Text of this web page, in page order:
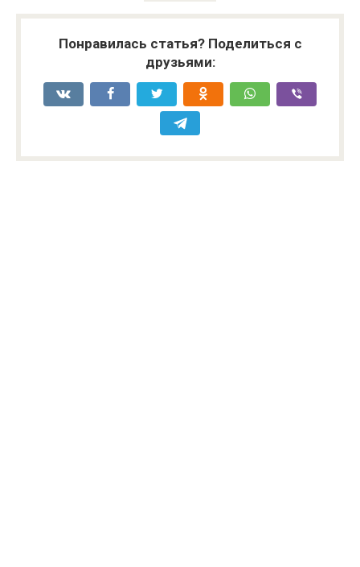
Понравилась статья? Поделиться с
друзьями: